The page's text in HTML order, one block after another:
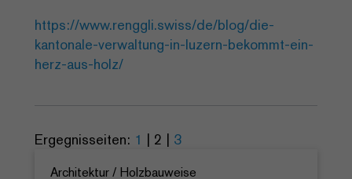
https://www.renggli.swiss/de/blog/die-
kantonale-verwaltung-in-luzern-bekommt-ein-
herz-aus-holz/
Ergegnisseiten: 1 | 2 | 3
Architektur / Holzbauweise